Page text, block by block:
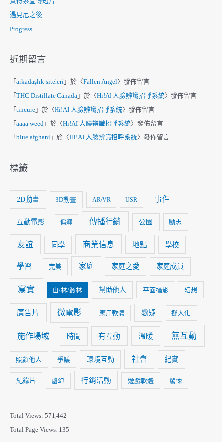
遇見尼之後
Progress
近期留言
「 arkadaşlık siteleri 」於〈Fallen Angel〉發佈留言
「 THC Distillate Canada 」於〈Hi!AI 人臉辨識招呼系統〉發佈留言
「 tincure 」於〈Hi!AI 人臉辨識招呼系統〉發佈留言
「 aaaa weed 」於〈Hi!AI 人臉辨識招呼系統〉發佈留言
「 blue afghani 」於〈Hi!AI 人臉辨識招呼系統〉發佈留言
標籤
2D動畫 3D動畫 AR/VR USR 事件
互動電影 偏鄉 傳播行銷 公園 勵志
友誼 同學 商業信息 地點 學校
學習 完美 家庭 家庭之愛 家庭成員
寫實 山/林/叢林 幫助他人 平面攝影 幻想
廣告片 微電影 應用軟體 懸疑 擬人化
施作場域 時間 有互動 溫暖 無互動
照顧他人 爭議 環境互動 社會 紀實
紀錄片 虛幻 行銷活動 遊戲軟體 驚悚
Total Views: 571,442
Total Page Views: 135